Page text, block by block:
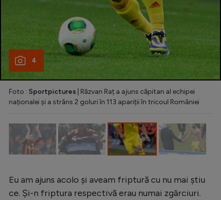
4
Foto : Sportpictures | Răzvan Raț a ajuns căpitan al echipei
naționalei și a strâns 2 goluri în 113 apariții în tricoul României
Eu am ajuns acolo și aveam friptură cu nu mai știu
ce. Și-n friptura respectivă erau numai zgârciuri.